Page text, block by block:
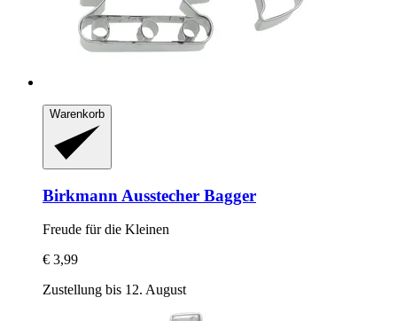
Warenkorb
Birkmann Ausstecher Bagger
Freude für die Kleinen
€ 3,99
Zustellung bis 12. August